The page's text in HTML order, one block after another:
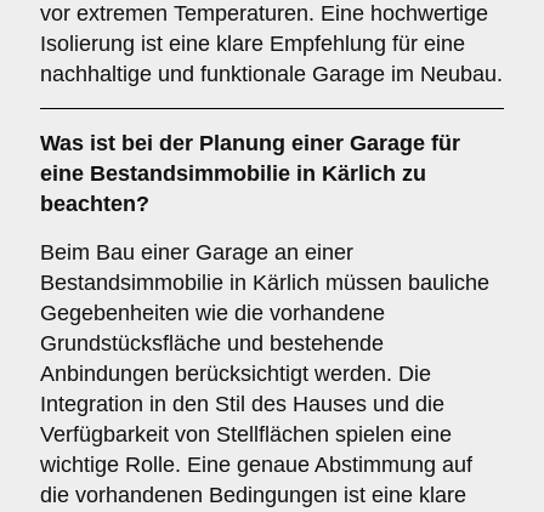
vor extremen Temperaturen. Eine hochwertige
Isolierung ist eine klare Empfehlung für eine
nachhaltige und funktionale Garage im Neubau.
Was ist bei der Planung einer Garage für
eine Bestandsimmobilie in Kärlich zu
beachten?
Beim Bau einer Garage an einer
Bestandsimmobilie in Kärlich müssen bauliche
Gegebenheiten wie die vorhandene
Grundstücksfläche und bestehende
Anbindungen berücksichtigt werden. Die
Integration in den Stil des Hauses und die
Verfügbarkeit von Stellflächen spielen eine
wichtige Rolle. Eine genaue Abstimmung auf
die vorhandenen Bedingungen ist eine klare